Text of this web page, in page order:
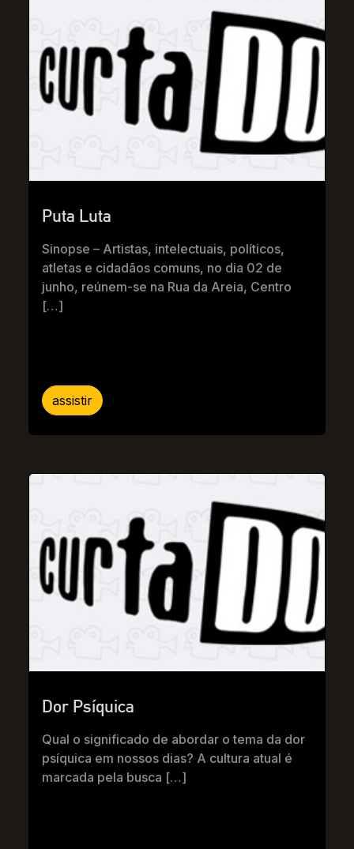
Puta Luta
Sinopse – Artistas, intelectuais, políticos,
atletas e cidadãos comuns, no dia 02 de
junho, reúnem-se na Rua da Areia, Centro
[…]
assistir
Dor Psíquica
Qual o significado de abordar o tema da dor
psíquica em nossos dias? A cultura atual é
marcada pela busca […]